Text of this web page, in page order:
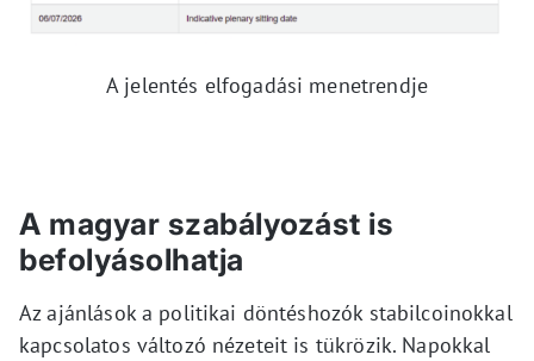
A jelentés elfogadási menetrendje
A magyar szabályozást is
befolyásolhatja
Az ajánlások a politikai döntéshozók stabilcoinokkal
kapcsolatos változó nézeteit is tükrözik. Napokkal